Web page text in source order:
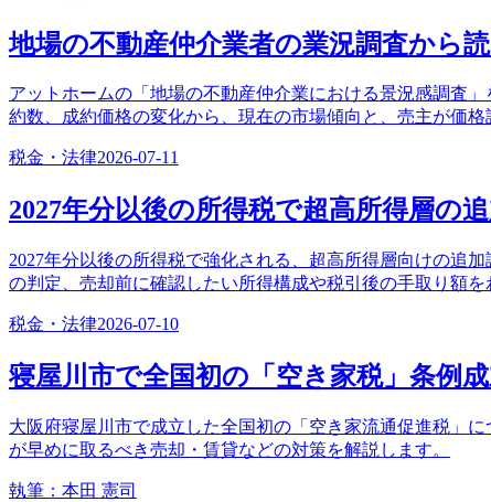
地場の不動産仲介業者の業況調査から
アットホームの「地場の不動産仲介業における景況感調査
約数、成約価格の変化から、現在の市場傾向と、売主が価
税金・法律2026-07-11
2027年分以後の所得税で超高所得層の
2027年分以後の所得税で強化される、超高所得層向けの追
の判定、売却前に確認したい所得構成や税引後の手取り額を
税金・法律2026-07-10
寝屋川市で全国初の「空き家税」条例
大阪府寝屋川市で成立した全国初の「空き家流通促進税」
が早めに取るべき売却・賃貸などの対策を解説します。
執筆： 本田 憲司